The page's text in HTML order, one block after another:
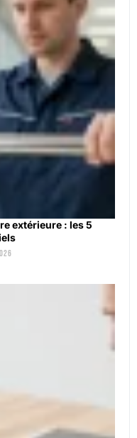
extérieure : les 5